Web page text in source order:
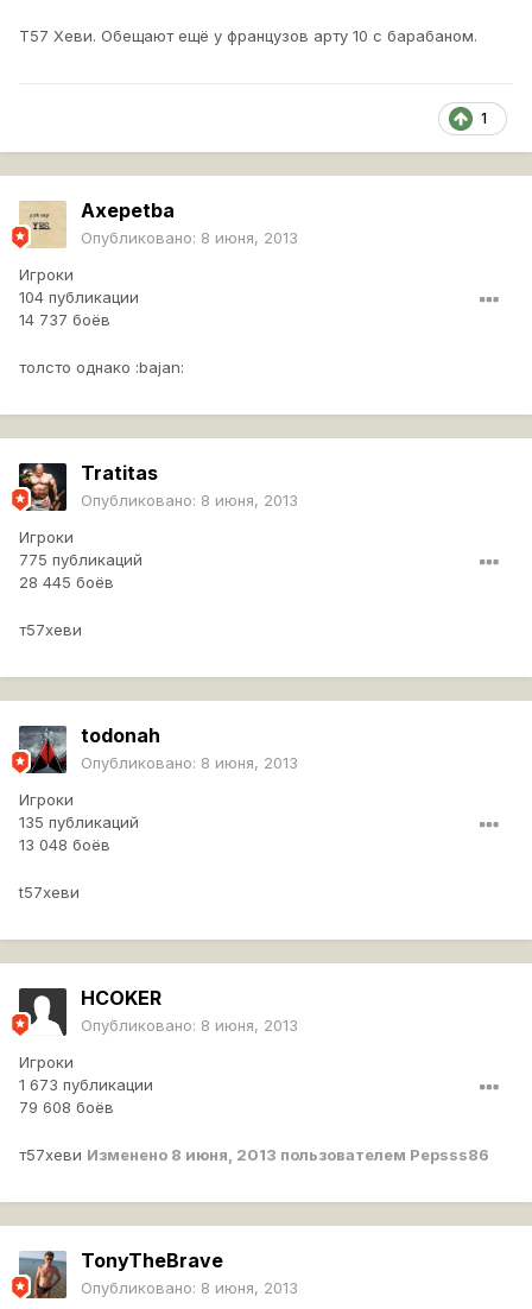
Т57 Хеви. Обещают ещё у французов арту 10 с барабаном.
1
Axepetba
Опубликовано: 8 июня, 2013
Игроки
104 публикации
14 737 боёв
толсто однако :bajan:
Tratitas
Опубликовано: 8 июня, 2013
Игроки
775 публикаций
28 445 боёв
т57хеви
todonah
Опубликовано: 8 июня, 2013
Игроки
135 публикаций
13 048 боёв
t57хеви
HCOKER
Опубликовано: 8 июня, 2013
Игроки
1 673 публикации
79 608 боёв
т57хеви Изменено 8 июня, 2013 пользователем Pepsss86
TonyTheBrave
Опубликовано: 8 июня, 2013